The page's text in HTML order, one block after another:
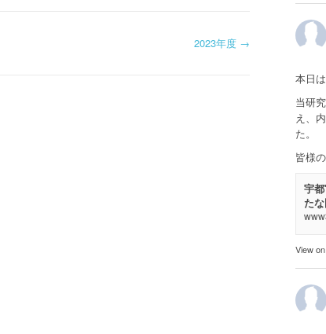
2023年度 →
本日
当研
え、
た。
皆様
宇
た
View